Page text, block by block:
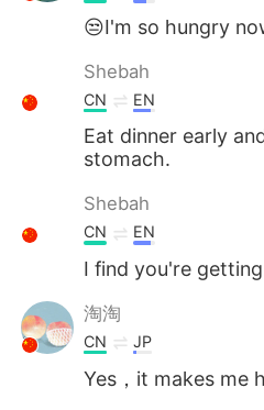
😒I'm so hungry
Shebah
CN EN
Eat dinner early
stomach.
Shebah
CN EN
I find you're
淘淘
CN JP
Yes，it makes me